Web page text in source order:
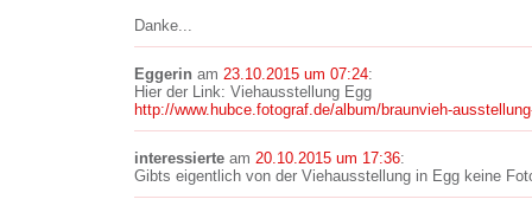
Danke...
Eggerin am 23.10.2015 um 07:24:
Hier der Link: Viehausstellung Egg
http://www.hubce.fotograf.de/album/braunvieh-
interessierte am 20.10.2015 um 17:36:
Gibts eigentlich von der Viehausstellung in Egg keine